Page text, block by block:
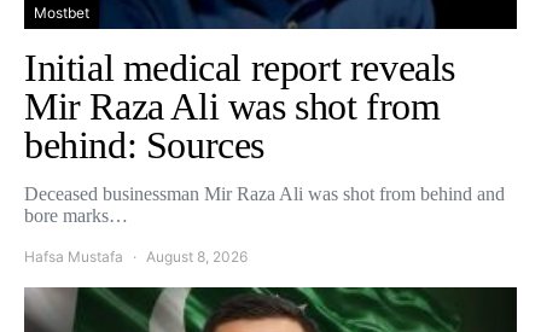
Mostbet
Initial medical report reveals
Mir Raza Ali was shot from
behind: Sources
Deceased businessman Mir Raza Ali was shot from behind and
bore marks…
Hafsa Mustafa August 8, 2026